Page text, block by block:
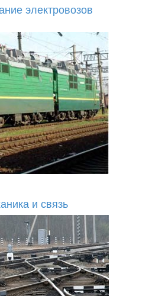
электровозов
и связь